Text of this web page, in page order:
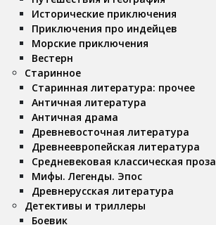
Исторические приключения
Приключения про индейцев
Морские приключения
Вестерн
Старинное
Старинная литература: прочее
Античная литература
Античная драма
Древневосточная литература
Древнеевропейская литература
Средневековая классическая проза
Мифы. Легенды. Эпос
Древнерусская литература
Детективы и триллеры
Боевик